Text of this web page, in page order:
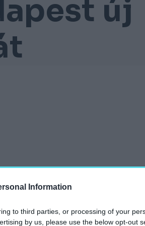
Information
to third parties, or processing of your
by us, please use the below opt-out
új